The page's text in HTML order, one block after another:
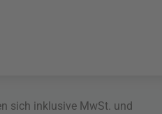
sich inklusive MwSt. und